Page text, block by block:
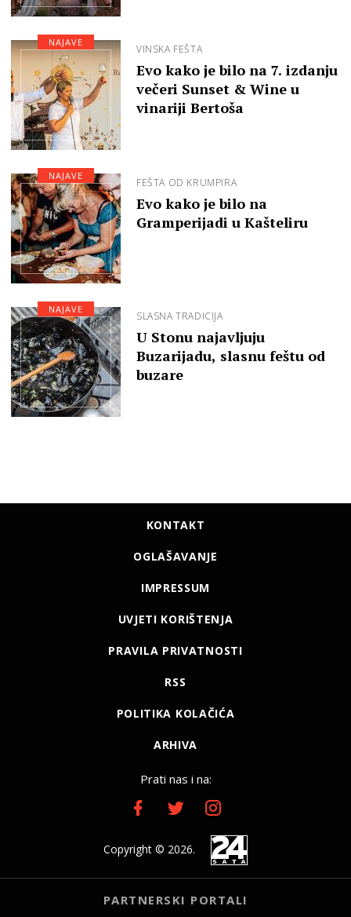
VINSKA FEŠTA
Evo kako je bilo na 7. izdanju
večeri Sunset & Wine u
vinariji Bertoša
NAJAVE
FEŠTA OD KRUMPIRA
Evo kako je bilo na
Gramperijadi u Kašteliru
NAJAVE
SLASNA TRADICIJA
U Stonu najavljuju
Buzarijadu, slasnu feštu od
buzare
NAJAVE
KONTAKT
OGLAŠAVANJE
IMPRESSUM
UVJETI KORIŠTENJA
PRAVILA PRIVATNOSTI
RSS
POLITIKA KOLAČIĆA
ARHIVA
Prati nas i na:
Copyright © 2026.
PARTNERSKI PORTALI